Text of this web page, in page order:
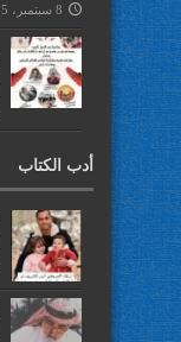
8 سبتمبر، 2025
أدب الكتاب